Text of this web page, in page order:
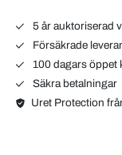
5 år auktoriserad
Försäkrade
100 dagars öppet
Säkra betalningar
Uret Protection